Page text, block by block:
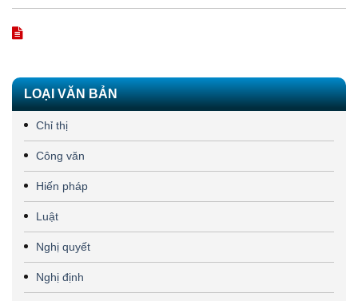
LOẠI VĂN BẢN
Chỉ thị
Công văn
Hiến pháp
Luật
Nghị quyết
Nghị định